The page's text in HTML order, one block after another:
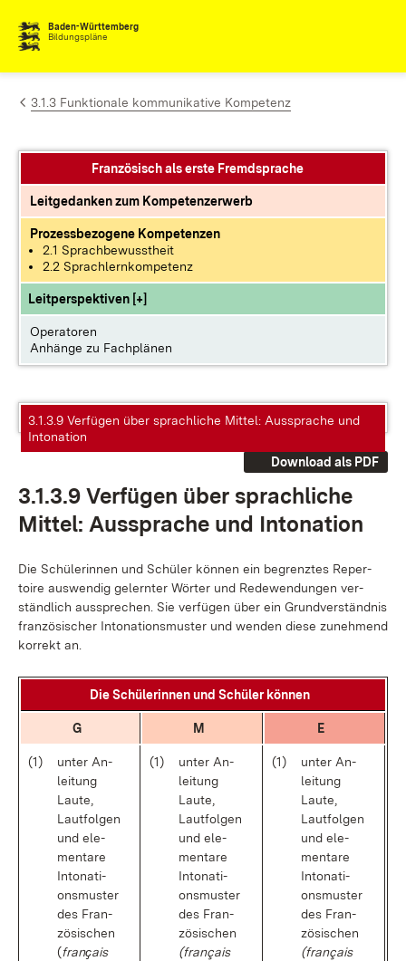
Zum Inhalt springen
Baden-Württemberg
Bildungspläne
3.1.3 Funktionale kommunikative Kompetenz
Französisch als erste Fremdsprache
Leitgedanken zum Kompetenzerwerb
Prozessbezogene Kompetenzen
2.1 Sprachbewusstheit
2.2 Sprachlernkompetenz
Leitperspektiven [+]
Operatoren
Anhänge zu Fachplänen
3.1.3.9 Verfügen über sprachliche Mittel: Aussprache und
Intonation
Download als PDF
3.1.3.9 Ver­fü­gen über sprach­li­che
Mit­tel: Aus­spra­che und In­to­na­ti­on
Die Schü­le­rin­nen und Schü­ler kön­nen ein be­grenz­tes Re­per­
toire aus­wen­dig ge­lern­ter Wör­ter und Re­de­wen­dun­gen ver­
ständ­lich aus­spre­chen. Sie ver­fü­gen über ein Grund­ver­ständ­nis
fran­zö­si­scher In­to­na­ti­ons­mus­ter und wen­den die­se zu­neh­mend
kor­rekt an.
Die Schü­le­rin­nen und Schü­ler kön­nen
G M E
(1)
un­ter An­
lei­tung
Lau­te,
Laut­fol­gen
und ele­
men­ta­re
In­to­na­ti­
ons­mus­ter
des Fran­
zö­si­schen
(franҫais
(1)
un­ter An­
lei­tung
Lau­te,
Laut­fol­gen
und ele­
men­ta­re
In­to­na­ti­
ons­mus­ter
des Fran­
zö­si­schen
(français
(1)
un­ter An­
lei­tung
Lau­te,
Laut­fol­gen
und ele­
men­ta­re
In­to­na­ti­
ons­mus­ter
des Fran­
zö­si­schen
(français